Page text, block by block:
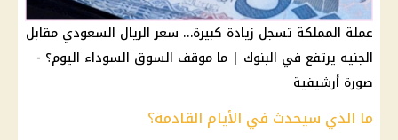
عملة المملكة تسجل زيادة كبيرة… سعر الريال السعودي مقابل
الجنيه يرتفع في البنوك | ما موقف السوق السوداء اليوم؟ -
صورة أرشيفية
ما الذي سيحدث في الأيام القادمة؟